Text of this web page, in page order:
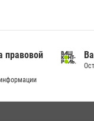
18 июля
правовой